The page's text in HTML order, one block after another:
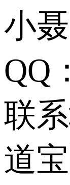
小聂
QQ：
联
道